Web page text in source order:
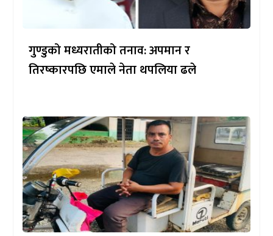
गुण्डुको मध्यरातीको तनाव: अपमान र
तिरष्कारपछि एमाले नेता थपलिया ढले